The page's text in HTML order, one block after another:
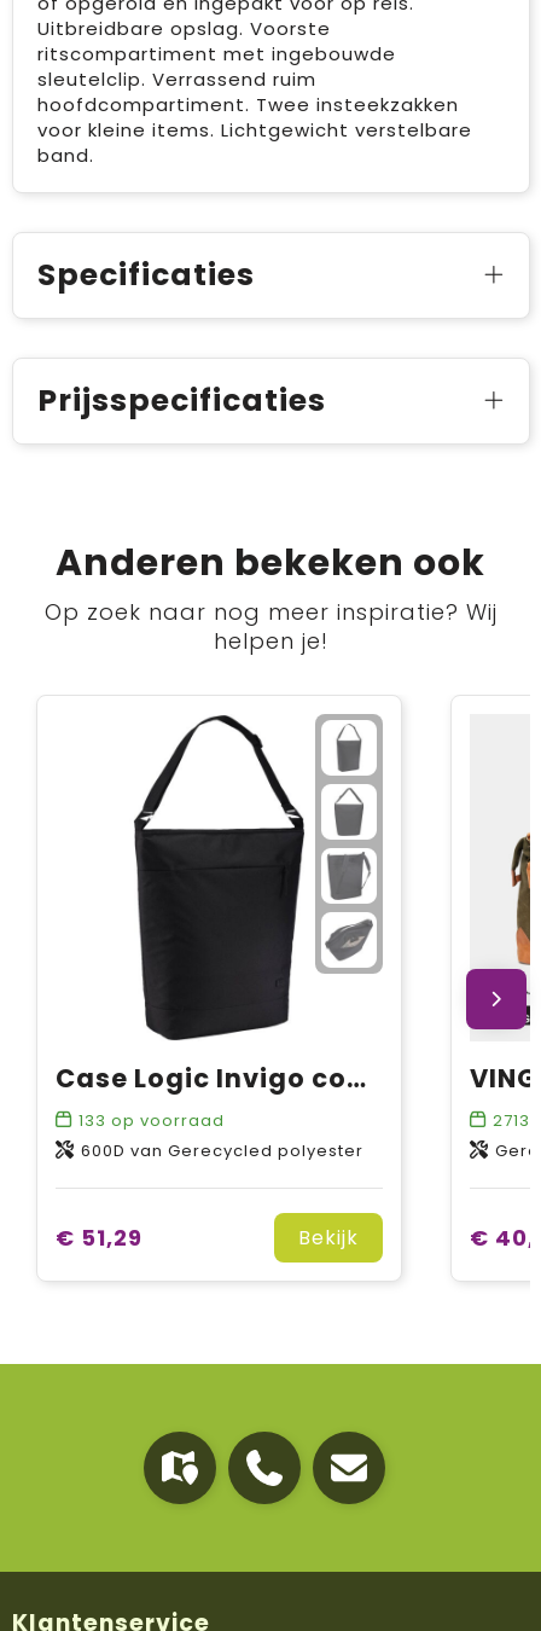
Uitbreidbare opslag. Voorste
ritscompartiment met ingebouwde
sleutelclip. Verrassend ruim
hoofdcompartiment. Twee insteekzakken
voor kleine items. Lichtgewicht verstelbare
band.
Specificaties
Prijsspecificaties
Anderen bekeken ook
Op zoek naar nog meer inspiratie? Wij
helpen je!
Case Logic Invigo converteerbare draagtas
133 op voorraad
600D van Gerecycled polyester
€ 51,29 Bekijk
2713
€
Klantenservice